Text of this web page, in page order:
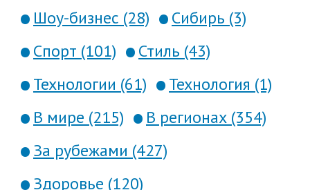
Шоу-бизнес (28)
Сибирь (3)
Спорт (101)
Стиль (43)
Технологии (61)
Технология (1)
В мире (215)
В регионах (354)
За рубежами (427)
Здоровье (120)